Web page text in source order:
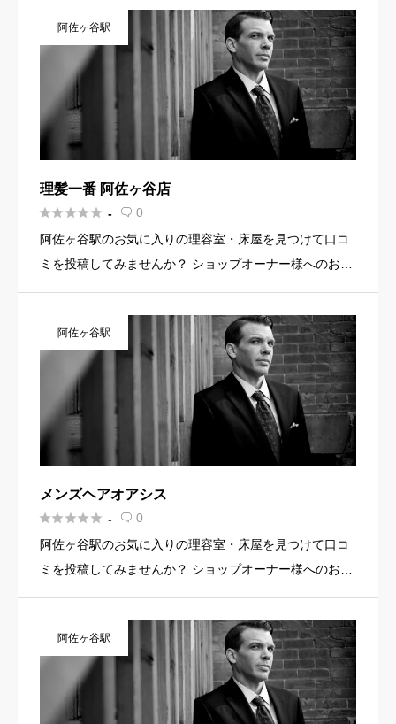
当店のこだわりを感じてもらえると思います。 ご来店お
待ちしており […]
阿佐ヶ谷駅
理髪一番 阿佐ヶ谷店
 -  0
阿佐ヶ谷駅のお気に入りの理容室・床屋を見つけて口コ
ミを投稿してみませんか？ ショップオーナー様へのお知
報・イメージ写真・メニュー・PR文章・ホームページリ
ンクなど機能を […]
阿佐ヶ谷駅
メンズヘアオアシス
 -  0
阿佐ヶ谷駅のお気に入りの理容室・床屋を見つけて口コ
ミを投稿してみませんか？ ショップオーナー様へのお知
報・イメージ写真・メニュー・PR文章・ホームページリ
ンクなど機能を […]
阿佐ヶ谷駅